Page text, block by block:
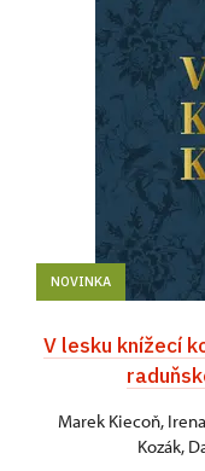
NOVINKA
V lesku knížecí
Marek Kiecoň,
Kozák,